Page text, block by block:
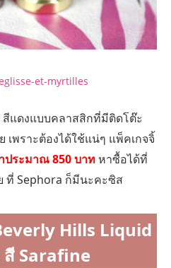
et-myrtilles
สีแดงแบบคลาสสิกที่มีติดโต๊ะ
เพราะต้องได้ใช้แน่ๆ แพ็คเกจจิ้
ประมาณ 850 บาทหาซื้อได้ที่
ที่ Sephora ก็มีนะคะซิส
Hills Liquid
Sarafine